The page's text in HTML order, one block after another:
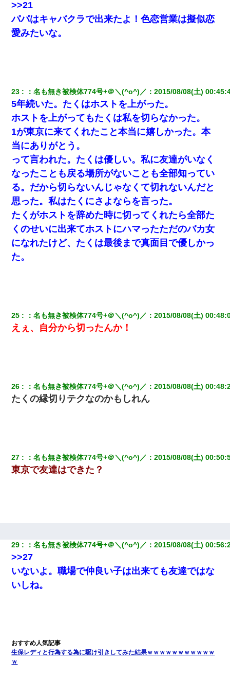
>>21
パパはキャバクラで出来たよ！色恋営業は擬似恋
愛みたいな。
23 ：名も無き被検体774号+＠＼(^o^)／ ：2015/08/08(土)
5年続いた。たくはホストを上がった。
ホストを上がってもたくは私を切らなかった。
1が東京に来てくれたこと本当に嬉しかった。本
当にありがとう。
って言われた。たくは優しい。私に友達がいなく
なったことも戻る場所がないことも全部知ってい
る。だから切らないんじゃなくて切れないんだと
思った。私はたくにさよならを言った。
たくがホストを辞めた時に切ってくれたら全部た
くのせいに出来てホストにハマったただのバカ女
になれたけど、たくは最後まで真面目で優しかっ
た。
25 ：名も無き被検体774号+＠＼(^o^)／ ：2015/08/08(土)
えぇ、自分から切ったんか！
26 ：名も無き被検体774号+＠＼(^o^)／ ：2015/08/08(土)
たくの縁切りテクなのかもしれん
27 ：名も無き被検体774号+＠＼(^o^)／ ：2015/08/08(土)
東京で友達はできた？
29 ：名も無き被検体774号+＠＼(^o^)／ ：2015/08/08(土)
>>27
いないよ。職場で仲良い子は出来ても友達ではな
いしね。
生保レディと行為する為に駆け引きしてみた結果ｗｗｗｗｗｗｗｗｗｗｗ
ｗ